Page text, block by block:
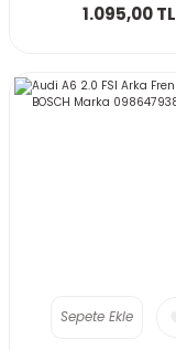
1.095,00 TL
Sepete Ekle